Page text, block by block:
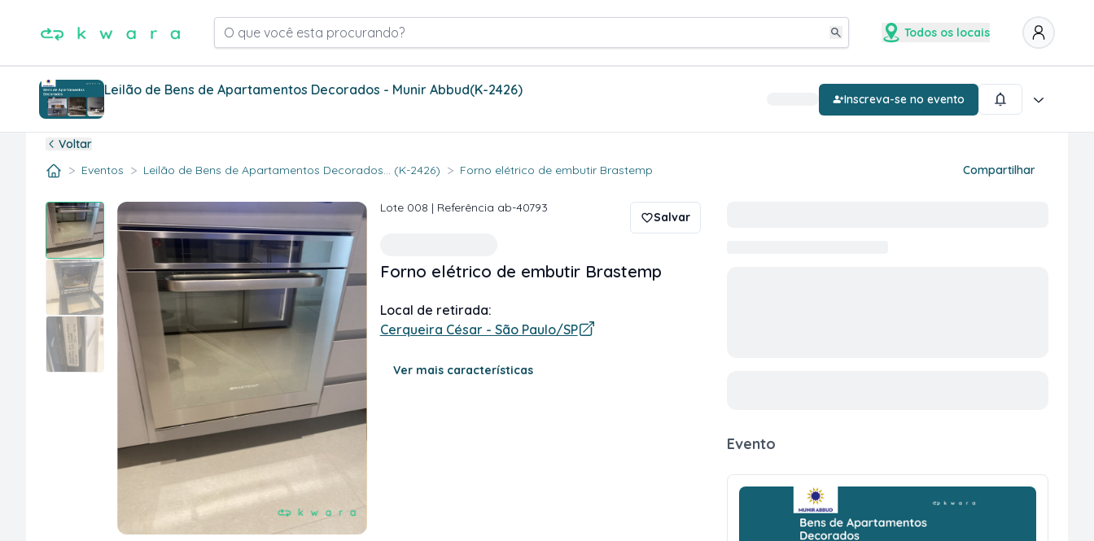
O que você esta procurando? Todos os locais
Leilão de Bens de Apartamentos Decorados - Munir Abbud(K-2426)
Inscreva-se no evento
Voltar
> Eventos > Leilão de Bens de Apartamentos Decorados... (K-2426) > Forno elétrico de embutir Brastemp Compartilhar
Lote 008 | Referência ab-40793
Salvar
Forno elétrico de embutir Brastemp
Local de retirada:
Cerqueira César - São Paulo/SP
Ver mais características
Evento